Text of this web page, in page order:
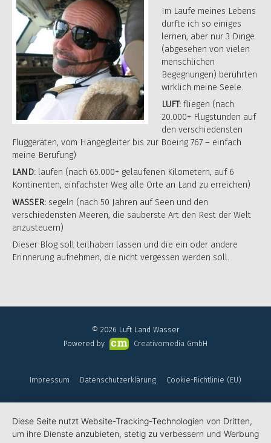
Im Laufe meines Lebens
durfte ich so einiges
lernen, aber nur 3 Dinge
(abgesehen von vielen
menschlichen
Begegnungen) berührten
wirklich meine Seele.
LUFT:fliegen (nach
20.000+ Flugstunden auf
den verschiedensten
Fluggeräten, vom Hängegleiter bis zur Boeing 767 – einfach
meine Berufung)
LAND: laufen (nach 65.000+ gelaufenen Kilometern, auf 6
Kontinenten, einfachster Weg alle Orte an Land zu erreichen)
WASSER: segeln (nach 50 Jahren auf Seen und den
verschiedensten Meeren, die sauberste Art den Rest der Welt
anzusteuern)
Dieser Blog soll teilhaben lassen und die ein oder andere
Erinnerung aufnehmen, die nicht vergessen werden soll.
© 2026 Luft Land Wasser
Powered by
Creativomedia GmbH
Impressum Datenschutzerklärung Cookie-Richtlinie (EU)
Diese Seite nutzt Website-Tracking-Technologien von Dritten,
um ihre Dienste anzubieten, stetig zu verbessern und Werbung